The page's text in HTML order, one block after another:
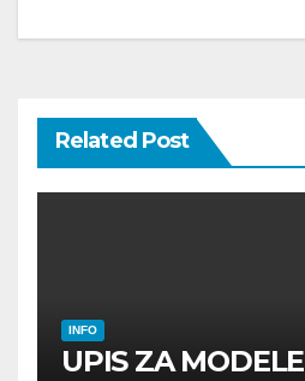
Related Post
INFO
UPIS ZA MODELE